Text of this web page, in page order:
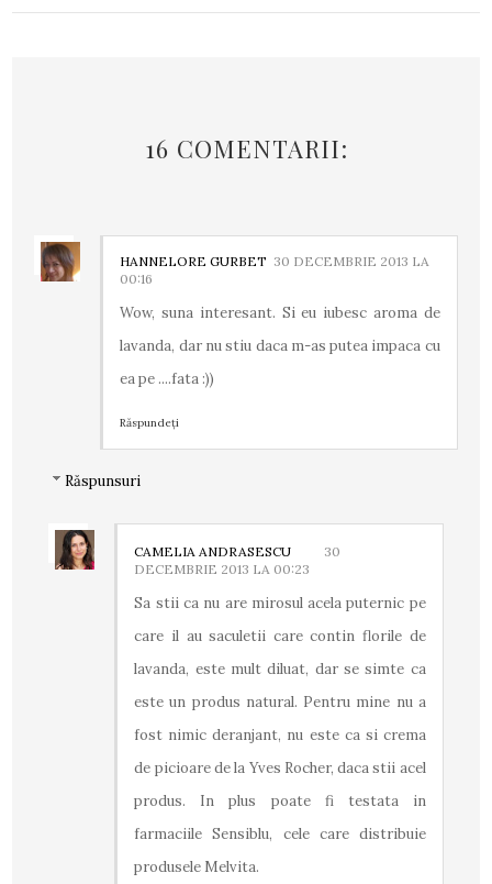
16 COMENTARII:
HANNELORE GURBET 30 DECEMBRIE 2013 LA
00:16
Wow, suna interesant. Si eu iubesc aroma de
lavanda, dar nu stiu daca m-as putea impaca cu
ea pe ....fata :))
Răspundeți
Răspunsuri
CAMELIA ANDRASESCU
30
DECEMBRIE 2013 LA 00:23
Sa stii ca nu are mirosul acela puternic pe
care il au saculetii care contin florile de
lavanda, este mult diluat, dar se simte ca
este un produs natural. Pentru mine nu a
fost nimic deranjant, nu este ca si crema
de picioare de la Yves Rocher, daca stii acel
produs. In plus poate fi testata in
farmaciile Sensiblu, cele care distribuie
produsele Melvita.